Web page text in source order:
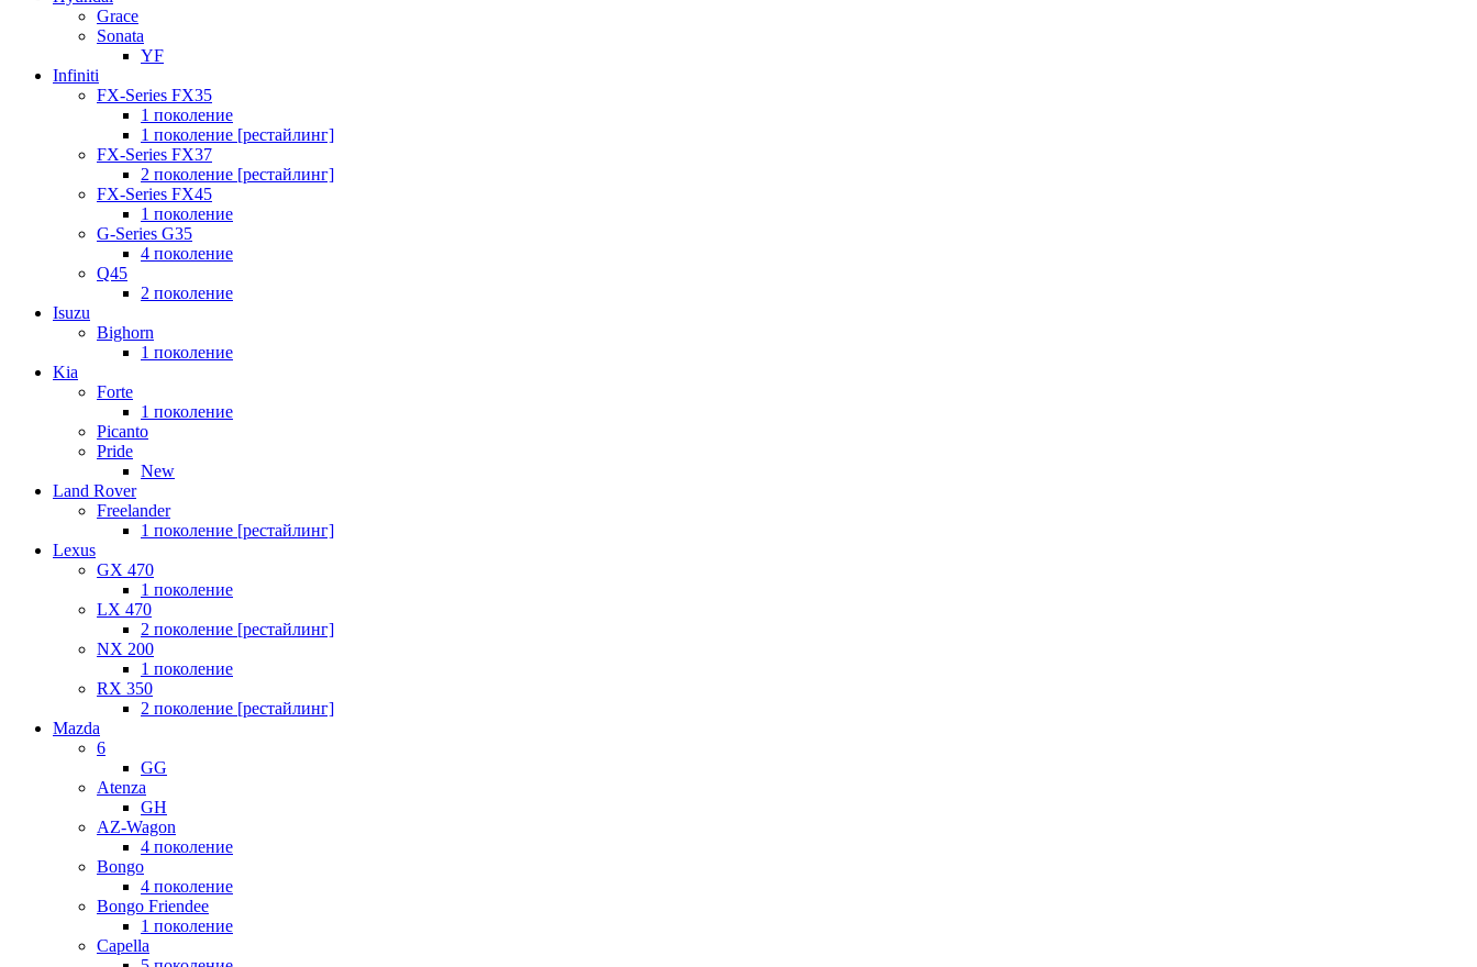
Grace
Sonata
YF
Infiniti
FX-Series FX35
1 поколение
1 поколение [рестайлинг]
FX-Series FX37
2 поколение [рестайлинг]
FX-Series FX45
1 поколение
G-Series G35
4 поколение
Q45
2 поколение
Isuzu
Bighorn
1 поколение
Kia
Forte
1 поколение
Picanto
Pride
New
Land Rover
Freelander
1 поколение [рестайлинг]
Lexus
GX 470
1 поколение
LX 470
2 поколение [рестайлинг]
NX 200
1 поколение
RX 350
2 поколение [рестайлинг]
Mazda
6
GG
Atenza
GH
AZ-Wagon
4 поколение
Bongo
4 поколение
Bongo Friendee
1 поколение
Capella